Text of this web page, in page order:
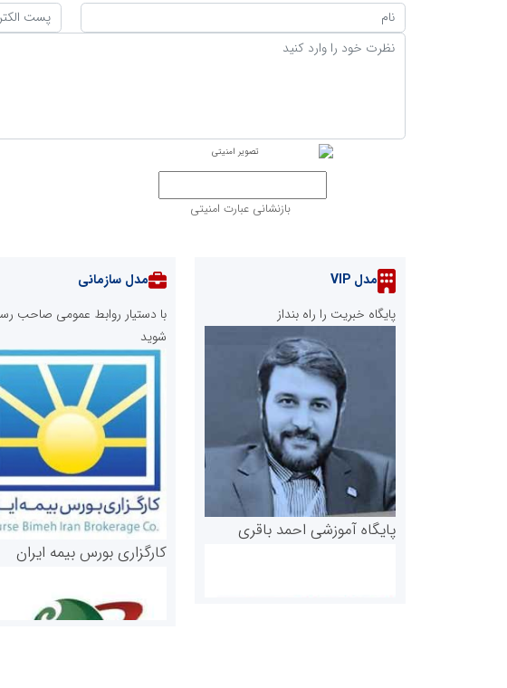
بازنشانی عبارت امنیتی
مدل VIP
پایگاه خبریت را راه بنداز
پایگاه آموزشی احمد باقری
مدل سازمانی
با دستیار روابط عمومی صاحب
شوید
کارگزاری بورس بیمه ایران